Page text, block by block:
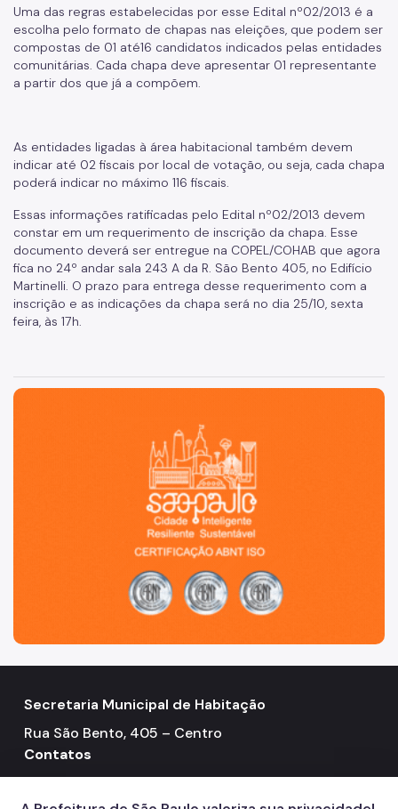
Imprensa
Uma das regras estabelecidas por esse Edital nº02/2013 é a
escolha pelo formato de chapas nas eleições, que podem ser
compostas de 01 até16 candidatos indicados pelas entidades
comunitárias. Cada chapa deve apresentar 01 representante
a partir dos que já a compõem.
As entidades ligadas à área habitacional também devem
indicar até 02 fiscais por local de votação, ou seja, cada chapa
poderá indicar no máximo 116 fiscais.
Essas informações ratificadas pelo Edital nº02/2013 devem
constar em um requerimento de inscrição da chapa. Esse
documento deverá ser entregue na COPEL/COHAB que agora
fica no 24º andar sala 243 A da R. São Bento 405, no Edifício
Martinelli. O prazo para entrega desse requerimento com a
inscrição e as indicações da chapa será no dia 25/10, sexta
feira, às 17h.
São Paulo, cidade inteligente, resiliente e sustentável
Secretaria Municipal de Habitação
Rua São Bento, 405 – Centro
Contatos
Telefone: 3322-4500